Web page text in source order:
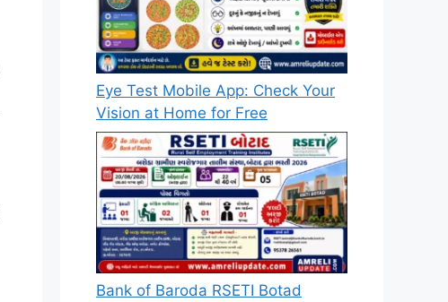
Eye Test Mobile App: Check Your
Vision at Home for Free
Bank of Baroda RSETI Botad